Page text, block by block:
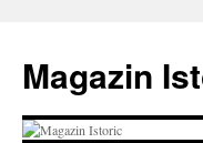
conținut
Magazin